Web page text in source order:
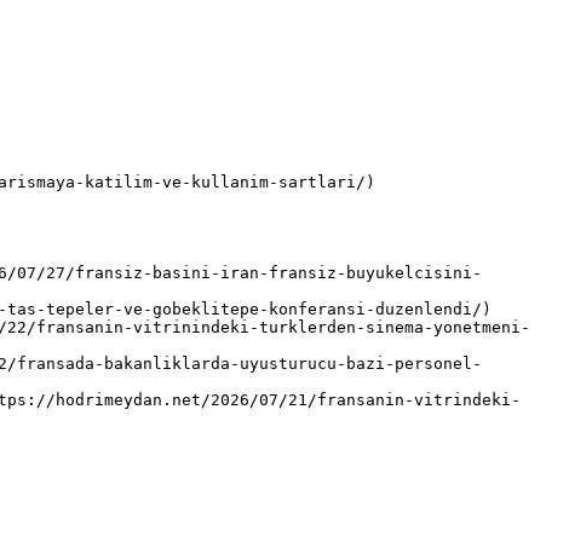
katilim-ve-kullanim-sartlari/)
07/27/fransiz-basini-iran-fransiz-buyukelcisini-
tepeler-ve-gobeklitepe-konferansi-duzenlendi/)
22/fransanin-vitrinindeki-turklerden-sinema-yonetmeni-
fransada-bakanliklarda-uyusturucu-bazi-personel-
hodrimeydan.net/2026/07/21/fransanin-vitrindeki-